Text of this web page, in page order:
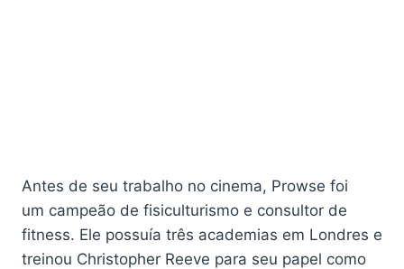
Antes de seu trabalho no cinema, Prowse foi
um campeão de fisiculturismo e consultor de
fitness. Ele possuía três academias em Londres e
treinou Christopher Reeve para seu papel como